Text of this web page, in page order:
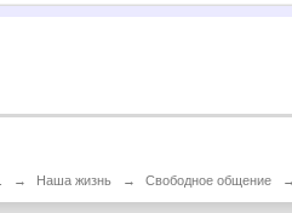
→ Наша жизнь → Свободное общение →